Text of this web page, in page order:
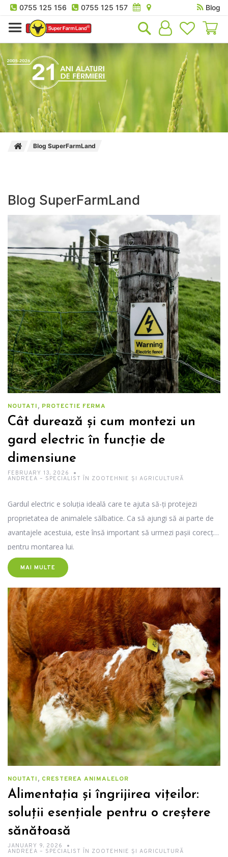
0755 125 156 0755 125 157
Blog
Blog SuperFarmLand
Blog SuperFarmLand
NOUTATI, PROTECTIE FERMA
Cât durează şi cum montezi un
gard electric în funcţie de
dimensiune
FEBRUARY 13, 2026
ANDREEA – SPECIALIST ÎN ZOOTEHNIE ȘI AGRICULTURĂ
Gardul electric e soluția ideală care te ajuta să-ți protejezi
proprietatea de animalele sălbatice. Ca să ajungi să ai parte de
avantajele acestuia, este însă important să urmezi pașii corecți
pentru montarea lui.
MAI MULTE
NOUTATI, CRESTEREA ANIMALELOR
Alimentația și îngrijirea vițeilor:
soluții esențiale pentru o creștere
sănătoasă
JANUARY 9, 2026
ANDREEA – SPECIALIST ÎN ZOOTEHNIE ȘI AGRICULTURĂ